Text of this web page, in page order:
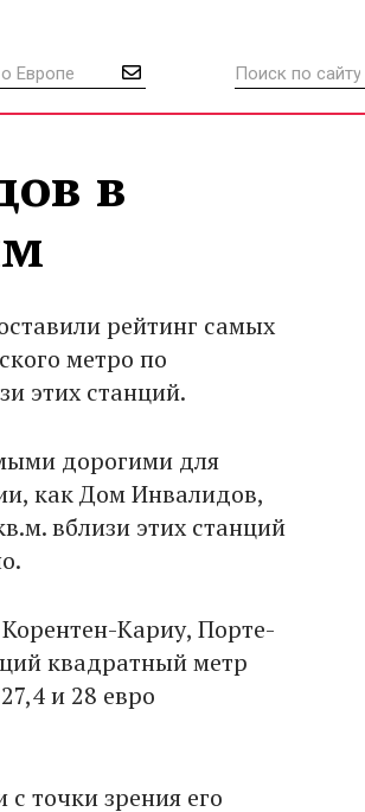
в
рейтинг самых
метро по
этих станций.
дорогими для
как Дом Инвалидов,
вблизи этих станций
Кариу, Порте-
квадратный метр
и 28 евро
точки зрения его